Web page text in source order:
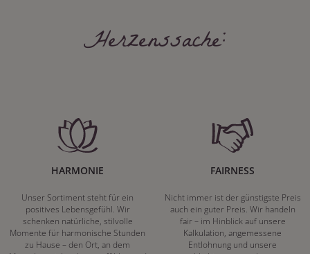
Herzenssache:
HARMONIE
Unser Sortiment steht für ein
positives Lebensgefühl. Wir
schenken natürliche, stilvolle
Momente für harmonische Stunden
zu Hause – den Ort, an dem
FAIRNESS
Nicht immer ist der günstigste Preis
auch ein guter Preis. Wir handeln
fair – im Hinblick auf unsere
Kalkulation, angemessene
Entlohnung und unsere